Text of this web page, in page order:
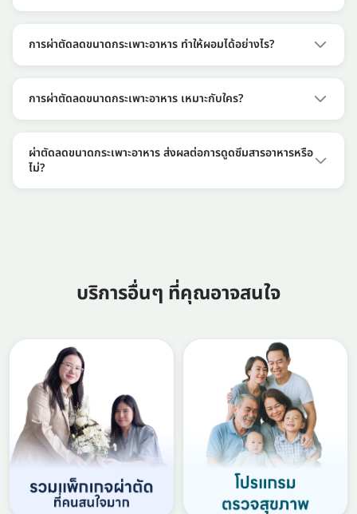
โอกาสโตมากขึ้น และส่วนที่ผลิตฮอร์โมนที่ทำให้อยากอาหารออกไป
การผ่าตัดลดขนาดกระเพาะอาหาร ทำให้ผอมได้อย่างไร?
ลง อีกทั้งกระเพาะอาหารส่วนที่ผลิตฮอร์โมนทำให้รู้สึกหิวยังถูกตัด
ลงนั่นเอง แต่อย่างไรก็ตาม ผู้เข้ารับการรักษาจะต้องปฏิบัติตัวตาม
คำแนะนำของแพทย์ เช่น การควบคุมอาหาร หรือออกกกำลังกาย
การผ่าตัดลดขนาดกระเพาะอาหาร เหมาะกับใคร?
อ้วน สามารถเข้ารับการผ่าตัดลดขนาดกระเพาะอาหารเพื่อลดน้ำหนัก
ได้
ผ่าตัดลดขนาดกระเพาะอาหาร ส่งผลต่อการดูดซึมสารอาหารหรือ
ไม่?
บริการอื่นๆ ที่คุณอาจสนใจ